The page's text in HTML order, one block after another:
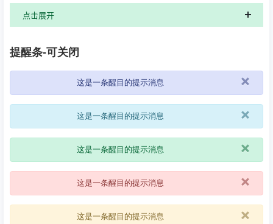
点击展开
提醒条-可关闭
这是一条醒目的提示消息 ×
这是一条醒目的提示消息 ×
这是一条醒目的提示消息 ×
这是一条醒目的提示消息 ×
这是一条醒目的提示消息 ×